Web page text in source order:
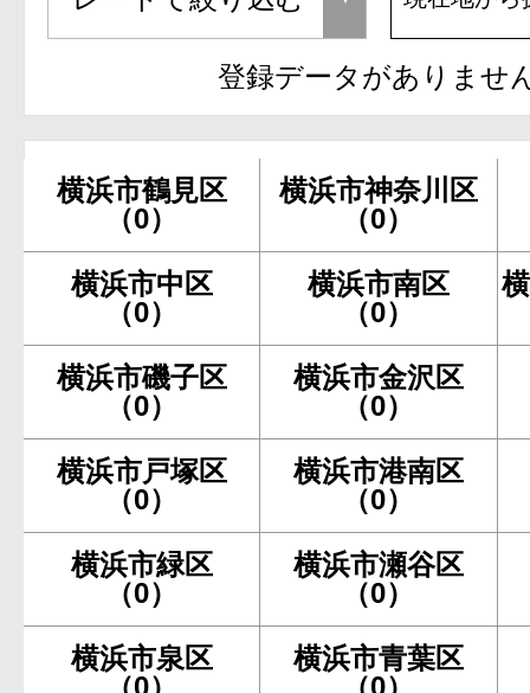
登録データがありませ
横浜市鶴見区
（0）
横浜市神奈川区
（0）
横浜市中区
（0）
横浜市南区
（0）
横浜市磯子区
（0）
横浜市金沢区
（0）
横浜市戸塚区
（0）
横浜市港南区
（0）
横浜市緑区
（0）
横浜市瀬谷区
（0）
横浜市泉区
（0）
横浜市青葉区
（0）